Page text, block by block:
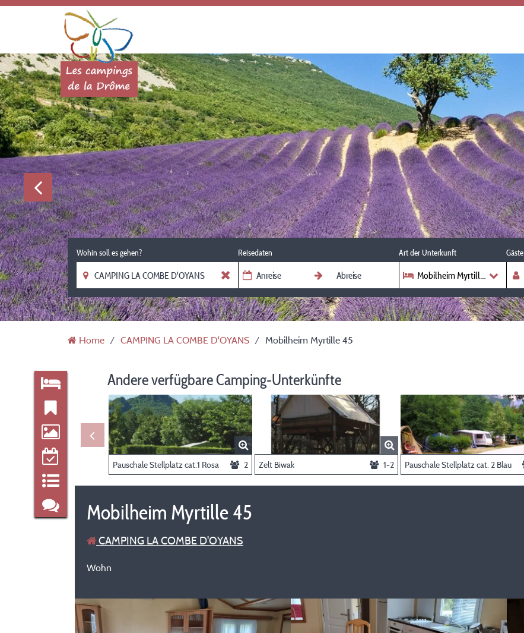
Wohin soll es gehen? Reisedaten Art der Unterkunft
Mobilheim Myrtille 45
Gäste
Home CAMPING LA COMBE D'OYANS Mobilheim Myrtille 45
Andere verfügbare Camping-Unterkünfte
Pauschale Stellplatz cat.1 Rosa 2 Zelt Biwak 1-2 Pauschale Stellplatz cat. 2 Blau
Mobilheim Myrtille 45
CAMPING LA COMBE D'OYANS
Wohn